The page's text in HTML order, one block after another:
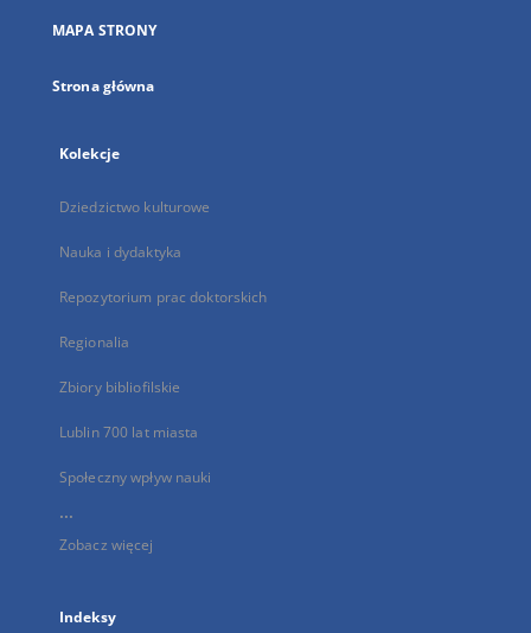
karcie
MAPA STRONY
Strona główna
Kolekcje
Dziedzictwo kulturowe
Nauka i dydaktyka
Repozytorium prac doktorskich
Regionalia
Zbiory bibliofilskie
Lublin 700 lat miasta
Społeczny wpływ nauki
...
Zobacz więcej
Indeksy